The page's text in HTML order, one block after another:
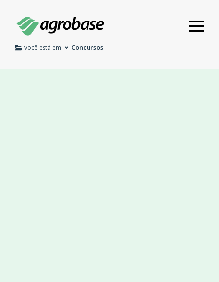
você está em Concursos